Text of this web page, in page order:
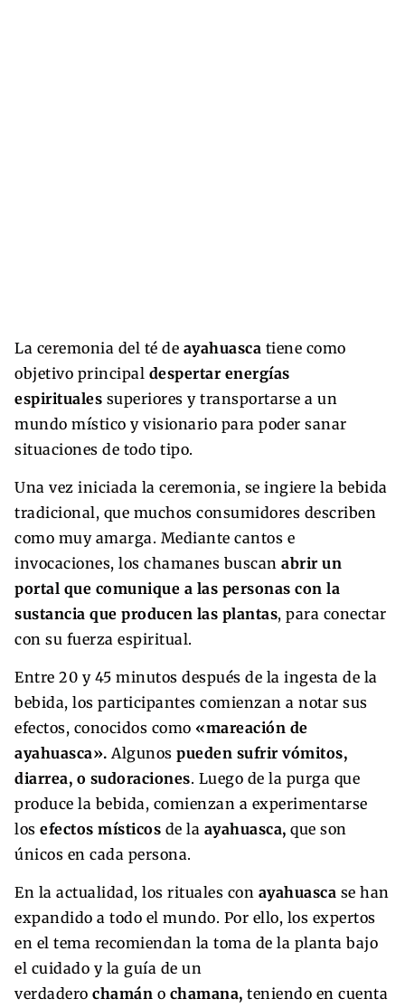
La ceremonia del té de ayahuasca tiene como
objetivo principal despertar energías
espirituales superiores y transportarse a un
mundo místico y visionario para poder sanar
situaciones de todo tipo.
Una vez iniciada la ceremonia, se ingiere la bebida
tradicional, que muchos consumidores describen
como muy amarga. Mediante cantos e
invocaciones, los chamanes buscan abrir un
portal que comunique a las personas con la
sustancia que producen las plantas, para conectar
con su fuerza espiritual.
Entre 20 y 45 minutos después de la ingesta de la
bebida, los participantes comienzan a notar sus
efectos, conocidos como «mareación de
ayahuasca». Algunos pueden sufrir vómitos,
diarrea, o sudoraciones. Luego de la purga que
produce la bebida, comienzan a experimentarse
los efectos místicos de la ayahuasca, que son
únicos en cada persona.
En la actualidad, los rituales con ayahuasca se han
expandido a todo el mundo. Por ello, los expertos
en el tema recomiendan la toma de la planta bajo
el cuidado y la guía de un
verdadero chamán o chamana, teniendo en cuenta